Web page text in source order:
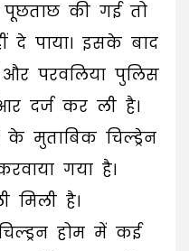
पूछताछ की गई तो
दे पाया। इसके बाद
परवलिया पुलिस
दर्ज कर ली है।
मुताबिक चिल्ड्रेन
गया है।
है।
होम में कई